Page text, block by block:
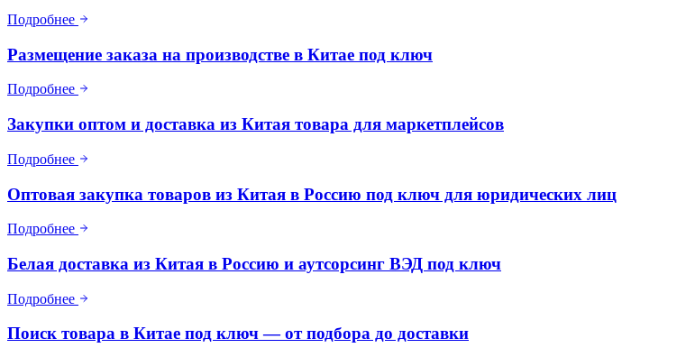
Подробнее
Размещение заказа на производстве в Китае под ключ
Подробнее
Закупки оптом и доставка из Китая товара для маркетплейсов
Подробнее
Оптовая закупка товаров из Китая в Россию под ключ для юридических лиц
Подробнее
Белая доставка из Китая в Россию и аутсорсинг ВЭД под ключ
Подробнее
Поиск товара в Китае под ключ — от подбора до доставки